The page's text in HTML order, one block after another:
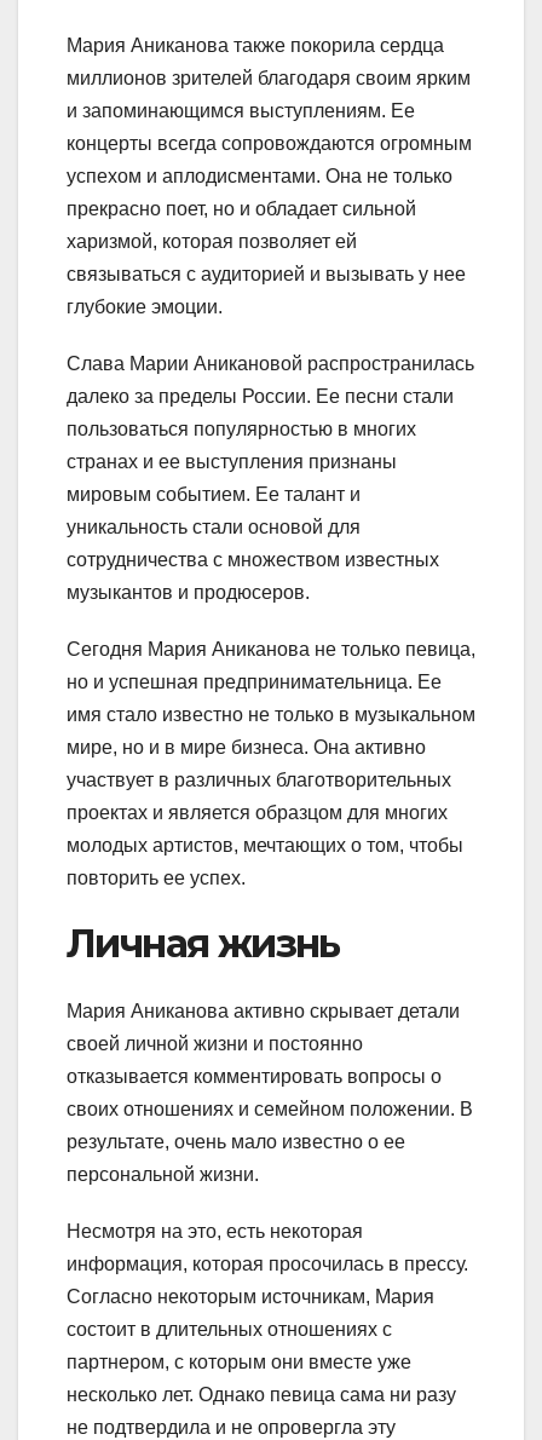
Мария Аниканова также покорила сердца
миллионов зрителей благодаря своим ярким
и запоминающимся выступлениям. Ее
концерты всегда сопровождаются огромным
успехом и аплодисментами. Она не только
прекрасно поет, но и обладает сильной
харизмой, которая позволяет ей
связываться с аудиторией и вызывать у нее
глубокие эмоции.
Слава Марии Аникановой распространилась
далеко за пределы России. Ее песни стали
пользоваться популярностью в многих
странах и ее выступления признаны
мировым событием. Ее талант и
уникальность стали основой для
сотрудничества с множеством известных
музыкантов и продюсеров.
Сегодня Мария Аниканова не только певица,
но и успешная предпринимательница. Ее
имя стало известно не только в музыкальном
мире, но и в мире бизнеса. Она активно
участвует в различных благотворительных
проектах и является образцом для многих
молодых артистов, мечтающих о том, чтобы
повторить ее успех.
Личная жизнь
Мария Аниканова активно скрывает детали
своей личной жизни и постоянно
отказывается комментировать вопросы о
своих отношениях и семейном положении. В
результате, очень мало известно о ее
персональной жизни.
Несмотря на это, есть некоторая
информация, которая просочилась в прессу.
Согласно некоторым источникам, Мария
состоит в длительных отношениях с
партнером, с которым они вместе уже
несколько лет. Однако певица сама ни разу
не подтвердила и не опровергла эту